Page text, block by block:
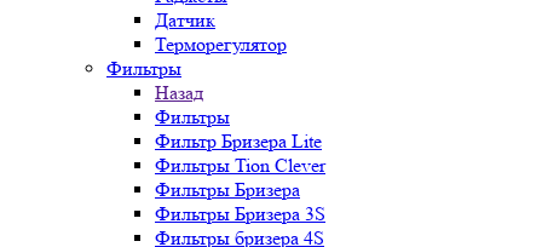
Датчик
Терморегулятор
Фильтры
Назад
Фильтры
Фильтр Бризера Lite
Фильтры Tion Clever
Фильтры Бризера
Фильтры Бризера 3S
Фильтры бризера 4S